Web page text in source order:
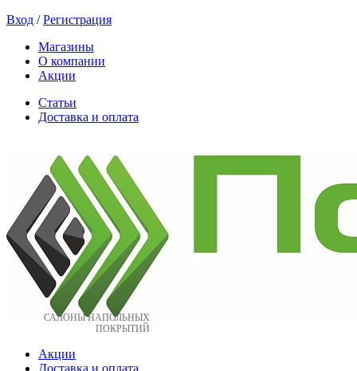
Вход /Регистрация
Магазины
О компании
Акции
Статьи
Доставка и оплата
САЛОНЫ НАПОЛЬНЫХ
ПОКРЫТИЙ
Акции
Доставка и оплата